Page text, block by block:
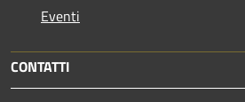
Eventi
CONTATTI